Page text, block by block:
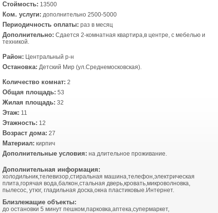
Стоймость: 13500
Ком. услуги: дополнительно 2500-5000
Периодичность оплаты: раз в месяц
Дополнительно: Сдается 2-комнатная квартира,в центре, с мебелью и
техникой.
Район: Центральный р-н
Остановка: Детский Мир (ул.Среднемосковская).
Количество комнат: 2
Общая площадь: 53
Жилая площадь: 32
Этаж: 11
Этажность: 12
Возраст дома: 27
Материал: кирпич
Дополнительные условия: на длительное проживание.
Дополнительная информация:
холодильник,телевизор,стиральная машина,телефон,электрическая
плита,горячая вода,балкон,стальная дверь,кровать,микроволновка,
пылесос, утюг, гладильная доска,окна пластиковые.Интернет.
Близлежащие объекты:
до остановки 5 минут пешком,парковка,аптека,супермаркет,